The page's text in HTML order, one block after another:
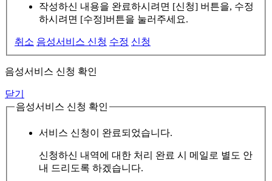
작성하신 내용을 완료하시려면 [신청] 버튼을, 수정
하시려면 [수정]버튼을 눌러주세요.
취소 음성서비스 신청 수정 신청
음성서비스 신청 확인
닫기
음성서비스 신청 확인
서비스 신청이 완료되었습니다.
신청하신 내역에 대한 처리 완료 시 메일로 별도 안
내 드리도록 하겠습니다.